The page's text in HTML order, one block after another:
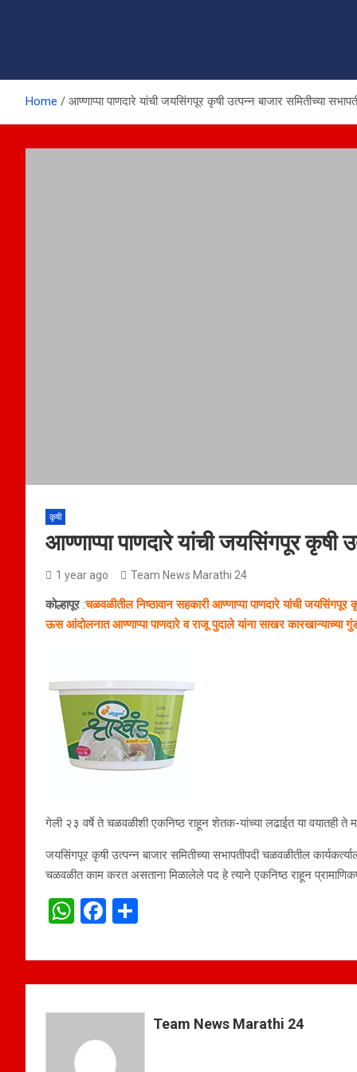
Home आण्णाप्पा पाणदारे यांची जयसिंगपूर कृषी उत्पन्न बाजार समितीच्या
कृषी
आण्णाप्पा पाणदारे यांची जयसिंगपूर कृषी
1 year ago Team News Marathi 24
कोल्हापूर:चळवळीतील निष्ठावान सहकारी आण्णाप्पा पाणदारे यांची जयसिंगपूर
ऊस आंदोलनात आण्णाप्पा पाणदारे व राजू पुदाले यांना साखर कारखान्याच्या
गेली २३ वर्षे ते चळवळीशी एकनिष्ठ राहून शेतक-यांच्या लढाईत या वयातही
जयसिंगपूर कृषी उत्पन्न बाजार समितीच्या सभापतीपदी चळवळीतील
चळवळीत काम करत असताना मिळालेले पद हे त्याने एकनिष्ठ राहून
W
at
s
A
p
p
F
ce
b
o
o
k
ar
e
Team News Marathi 24